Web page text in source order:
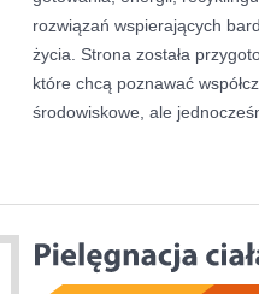
rozwiązań wspierających
życia. Strona została
które chcą poznawać
środowiskowe, ale